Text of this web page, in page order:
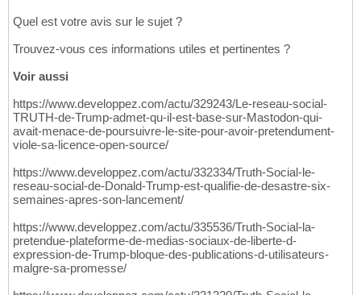
Quel est votre avis sur le sujet ?
Trouvez-vous ces informations utiles et pertinentes ?
Voir aussi
https://www.developpez.com/actu/329243/Le-reseau-social-
TRUTH-de-Trump-admet-qu-il-est-base-sur-Mastodon-qui-
avait-menace-de-poursuivre-le-site-pour-avoir-pretendument-
viole-sa-licence-open-source/
https://www.developpez.com/actu/332334/Truth-Social-le-
reseau-social-de-Donald-Trump-est-qualifie-de-desastre-six-
semaines-apres-son-lancement/
https://www.developpez.com/actu/335536/Truth-Social-la-
pretendue-plateforme-de-medias-sociaux-de-liberte-d-
expression-de-Trump-bloque-des-publications-d-utilisateurs-
malgre-sa-promesse/